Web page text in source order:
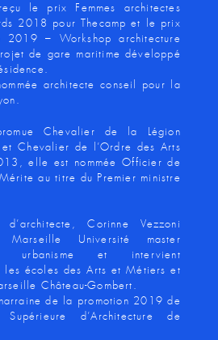
le prix Femmes architectes
2018 pour Thecamp et le prix
– Workshop architecture
de gare maritime développé
architecte conseil pour la
Chevalier de la Légion
Chevalier de l’Ordre des Arts
elle est nommée Officier de
au titre du Premier ministre
Corinne Vezzoni
Université master
urbanisme et intervient
les écoles des Arts et Métiers et
Château-Gombert.
de la promotion 2019 de
Supérieure d’Architecture de